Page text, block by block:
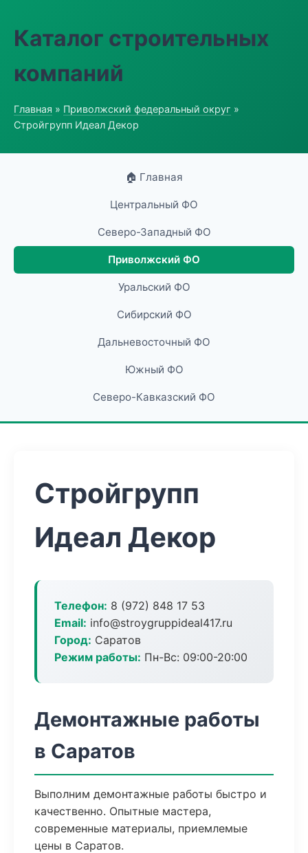
Каталог строительных
компаний
Главная » Приволжский федеральный округ »
Стройгрупп Идеал Декор
🏠 Главная
Центральный ФО
Северо-Западный ФО
Приволжский ФО
Уральский ФО
Сибирский ФО
Дальневосточный ФО
Южный ФО
Северо-Кавказский ФО
Стройгрупп
Идеал Декор
Телефон: 8 (972) 848 17 53
Email: info@stroygruppideal417.ru
Город: Саратов
Режим работы: Пн-Вс: 09:00-20:00
Демонтажные работы
в Саратов
Выполним демонтажные работы быстро и
качественно. Опытные мастера,
современные материалы, приемлемые
цены в Саратов.